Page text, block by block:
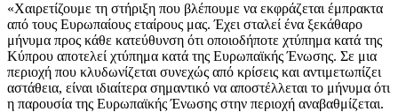
«Χαιρετίζουμε τη στήριξη που βλέπουμε να εκφράζεται έμπρακτα
από τους Ευρωπαίους εταίρους μας. Έχει σταλεί ένα ξεκάθαρο
μήνυμα προς κάθε κατεύθυνση ότι οποιοδήποτε χτύπημα κατά της
Κύπρου αποτελεί χτύπημα κατά της Ευρωπαϊκής Ένωσης. Σε μια
περιοχή που κλυδωνίζεται συνεχώς από κρίσεις και αντιμετωπίζει
αστάθεια, είναι ιδιαίτερα σημαντικό να αποστέλλεται το μήνυμα ότι
η παρουσία της Ευρωπαϊκής Ένωσης στην περιοχή αναβαθμίζεται.